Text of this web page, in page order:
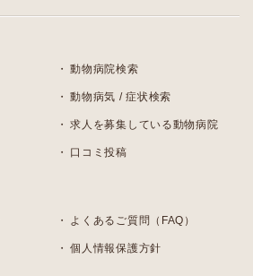
動物病院検索
動物病気 / 症状検索
求人を募集している動物病院
口コミ投稿
よくあるご質問（FAQ）
個人情報保護方針